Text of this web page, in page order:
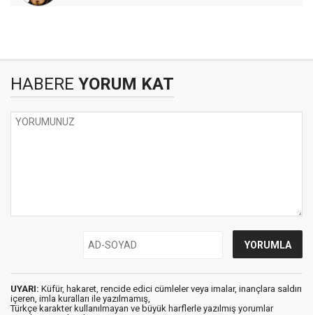
HABERE YORUM KAT
UYARI: Küfür, hakaret, rencide edici cümleler veya imalar, inançlara saldırı
içeren, imla kuralları ile yazılmamış,
Türkçe karakter kullanılmayan ve büyük harflerle yazılmış yorumlar